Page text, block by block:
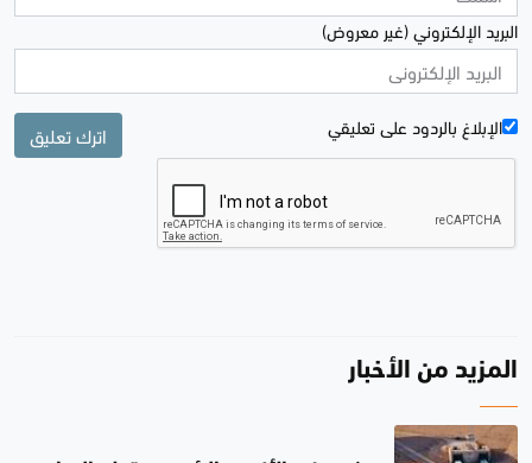
البريد الإلكتروني (غير معروض)
الإبلاغ بالردود علی تعليقي اترك تعليق
المزيد من الأخبار